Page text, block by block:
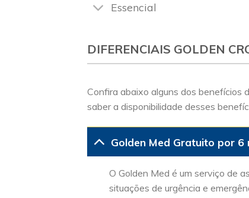
Essencial
DIFERENCIAIS GOLDEN
Confira abaixo alguns dos benefícios
saber a disponibilidade desses
Golden Med Gratuito por 6
O Golden Med é um serviço de
situações de urgência e